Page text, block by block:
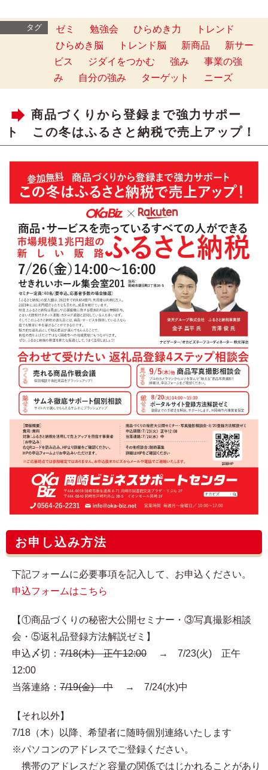
タグ ゼミ 勉強会 ひらめき力
トレンド
ひらめき脳
トレンド脳 新商品
新サー
ビス
ジダイをつかむ 強み
事業の強
み
自分の強み ターゲット ニーズ
商品づくりから登録まで強力サポー
ト この冬はふるさと納税で売上アップ！
お申し込み方法
下記フォームに必要事項を記入して、お申込ください。
申込フォームはこちら
【①商品づくりの秘密大公開セミナー・③写真撮影相談
会・⑤返礼品登録方法解説ゼミ】
申込〆切： 7/18(木) 正午12:00 → 7/23(火) 正午
12:00
当落連絡： 7/19(金) 中 → 7/24(水)中
【それ以外】
7/18（木）以降、希望者に随時個別連絡いたします
※パソコンのアドレスでご登録ください。
携帯のアドレスだと容量の関係ではじかれることがあり